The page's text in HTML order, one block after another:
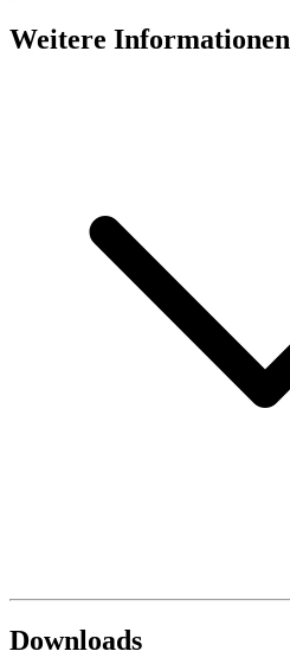
Weitere Informationen
Downloads